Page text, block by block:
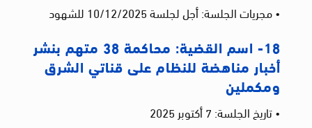
• مجريات الجلسة: أجل لجلسة 10/12/2025 للشهود
18- اسم القضية: محاكمة 38 متهم بنشر
أخبار مناهضة للنظام على قناتي الشرق
ومكملين
• تاريخ الجلسة: 7 أكتوبر 2025